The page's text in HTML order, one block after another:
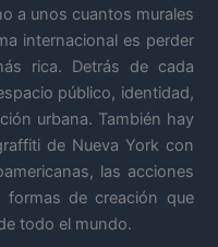
a unos cuantos murales
internacional es perder
rica. Detrás de cada
público, identidad,
urbana. También hay
de Nueva York con
las acciones
formas de creación que
todo el mundo.